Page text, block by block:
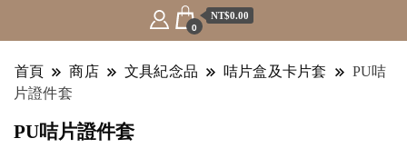
0
NT$0.00
首頁 商店 文具紀念品 咭片盒及卡片套
PU咭
片證件套
PU咭片證件套